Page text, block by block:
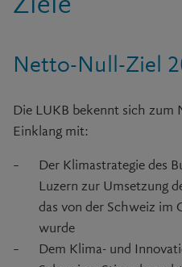
Netto-Null-Ziel
Die LUKB bekennt sich zum
Einklang mit:
Der Klimastrategie des
Luzern zur Umsetzung
das von der Schweiz
wurde
Dem Klima- und